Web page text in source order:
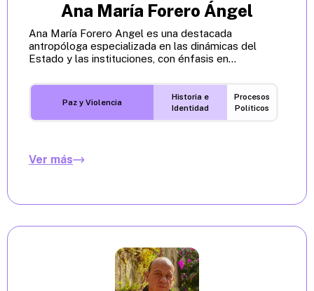
Ana María Forero Ángel
Ana María Forero Angel es una destacada
antropóloga especializada en las dinámicas del
Estado y las instituciones, con énfasis en...
Paz y Violencia
Historia e
Identidad
Procesos
Políticos
Ver más